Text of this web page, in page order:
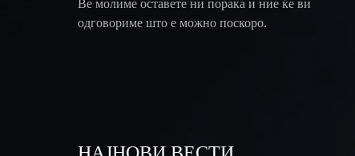
Ве молиме оставете ни порака и ние ќе ви
одговориме што е можно поскоро.